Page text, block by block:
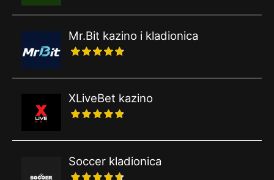
Mr.Bit kazino i kladionica
XLiveBet kazino
Soccer kladionica